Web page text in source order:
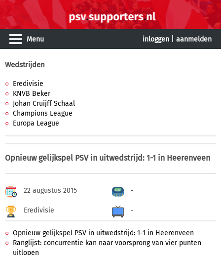
Menu inloggen aanmelden
Wedstrijden
Eredivisie
KNVB Beker
Johan Cruijff Schaal
Champions League
Europa League
Opnieuw gelijkspel PSV in uitwedstrijd: 1-1 in Heerenveen
22 augustus 2015 -
Eredivisie -
Opnieuw gelijkspel PSV in uitwedstrijd: 1-1 in Heerenveen
Ranglijst: concurrentie kan naar voorsprong van vier punten
uitlopen